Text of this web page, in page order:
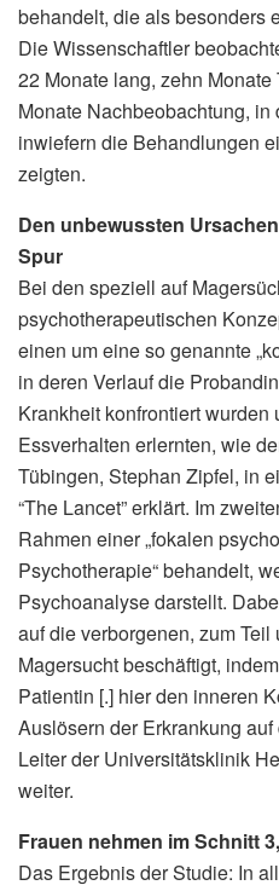
behandelt, die als besonders
Die Wissenschaftler
22 Monate lang, zehn
Monate Nachbeobachtung,
inwiefern die Behandlungen
zeigten.
Den unbewussten
Spur
Bei den speziell auf
psychotherapeutischen
einen um eine so genannte
in deren Verlauf die
Krankheit konfrontiert wurden
Essverhalten erlernten, wie
Tübingen, Stephan Zipfel, in
“The Lancet” erklärt. Im
Rahmen einer „fokalen
Psychotherapie“ behandelt,
Psychoanalyse darstellt.
auf die verborgenen, zum
Magersucht beschäftigt,
Patientin [.] hier den inneren
Auslösern der Erkrankung
Leiter der Universitätsklinik
weiter.
Frauen nehmen im Schnitt
Das Ergebnis der Studie: In